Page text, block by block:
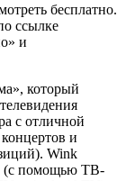
бесплатно.
ссылке
и
который
с отличной
и
Wink
(с помощью ТВ-